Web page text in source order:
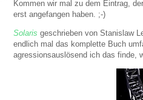
Kommen wir mal zu dem Eintrag,
erst angefangen haben. ;-)
Solaris geschrieben von Stanislaw
endlich mal das komplette Buch
agressionsauslösend ich das finde,